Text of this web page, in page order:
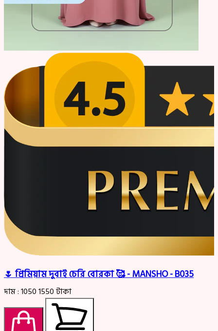
🌷 প্রিমিয়াম দুবাই চেরি বোরকা 🥰 - MANSHO - B035
দাম :10501550টাকা